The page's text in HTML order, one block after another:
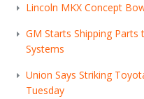
Lincoln MKX Concept
GM Starts Shipping
Systems
Union Says Striking
Tuesday